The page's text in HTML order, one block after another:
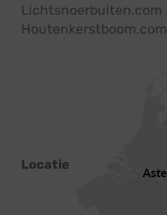
Lichtsnoerbuiten.com
Houtenkerstboom.com
Locatie